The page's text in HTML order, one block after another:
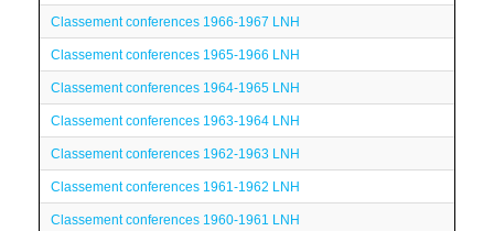
Classement conferences 1966-1967 LNH
Classement conferences 1965-1966 LNH
Classement conferences 1964-1965 LNH
Classement conferences 1963-1964 LNH
Classement conferences 1962-1963 LNH
Classement conferences 1961-1962 LNH
Classement conferences 1960-1961 LNH